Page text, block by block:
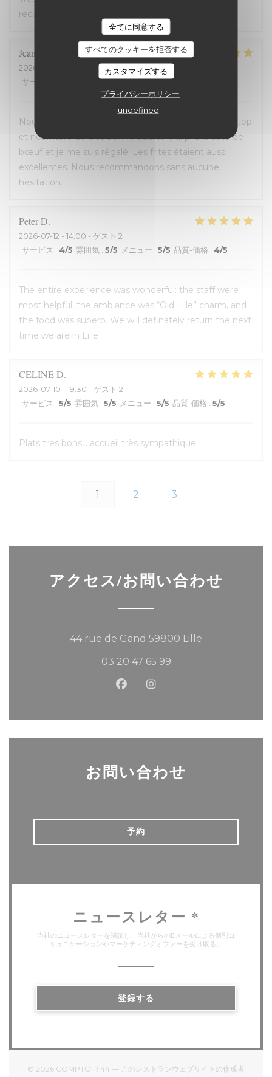
全てに同意する
すべてのクッキーを拒否する
カスタマイズする
プライバシーポリシー
undefined
recommande !
Jean-David
2026-07-13
- 20:30 - ゲスト 2
サービス
:5/5 メニュー:5/5 品質-価格
Nous avons passé une excellente soirée, service au top
et nourriture de très bonne qualité. J’ai pris la cote de
bœuf et je me suis régalé. Les frites étaient aussi
excellentes. Nous recommandons sans aucune
hésitation.
PeterD
2026-07-12 - 14:00 - ゲスト 2
サービス : 4/5 雰囲気 : 5/5 メニュー : 5/5 品質-価格 : 4/5
The entire experience was wonderful: the staff were
most helpful, the ambiance was “Old Lille” charm, and
the food was superb. We will definately return the next
time we are in Lille
CELINED
2026-07-10 - 19:30 - ゲスト 2
サービス : 5/5 雰囲気 : 5/5 メニュー : 5/5 品質-価格 : 5/5
Plats tres bons... accueil très sympathique
1 2 3
アクセス/お問い合わせ
44 rue de Gand 59800 Lille
03 20 47 65 99
Facebook ((新しいウィンド
Instagram ((新しいウィ
お問い合わせ
予約
ニュースレター *
当社のニュースレターを購読し、当社からのEメールによる個別コ
ミュニケーションやマーケティングオファーを受け取る。
登録する
© 2026 COMPTOIR 44 — このレストランウェブサイトの作成者